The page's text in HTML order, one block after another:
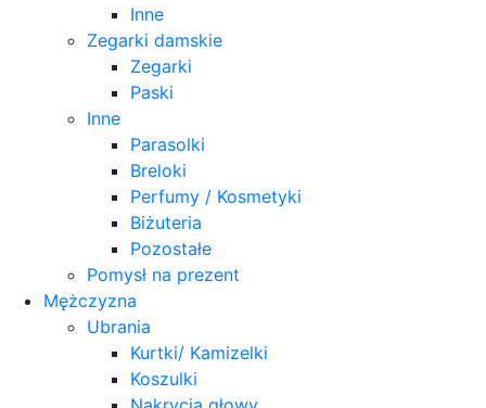
Inne
Zegarki damskie
Zegarki
Paski
Inne
Parasolki
Breloki
Perfumy / Kosmetyki
Biżuteria
Pozostałe
Pomysł na prezent
Mężczyzna
Ubrania
Kurtki/ Kamizelki
Koszulki